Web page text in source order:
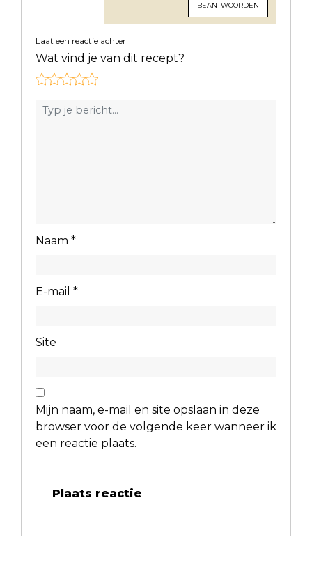
BEANTWOORDEN
Laat een reactie achter
Wat vind je van dit recept?
Naam *
E-mail *
Site
Mijn naam, e-mail en site opslaan in deze
browser voor de volgende keer wanneer ik
een reactie plaats.